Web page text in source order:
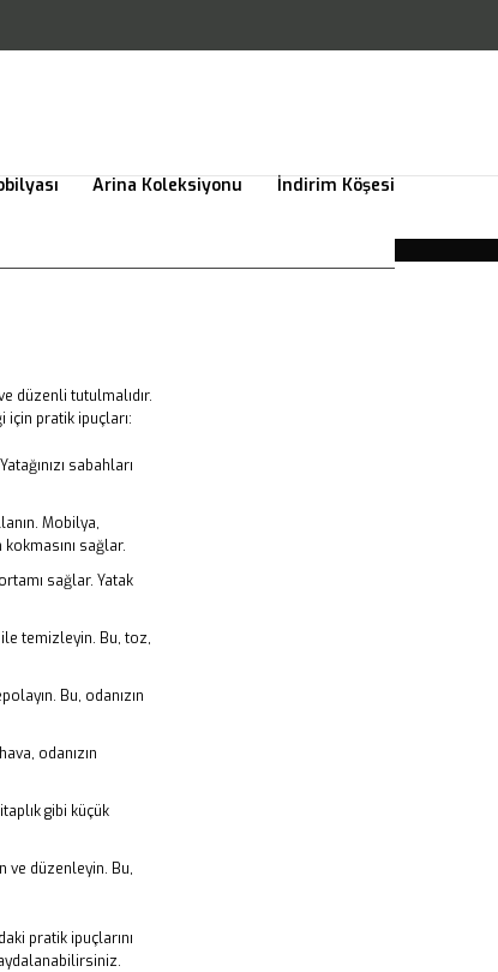
Arina Koleksiyonu
İndirim Köşesi
düzenli tutulmalıdır.
için pratik ipuçları:
sabahları
Mobilya,
sağlar.
sağlar. Yatak
temizleyin. Bu, toz,
Bu, odanızın
odanızın
gibi küçük
ve düzenleyin. Bu,
pratik ipuçlarını